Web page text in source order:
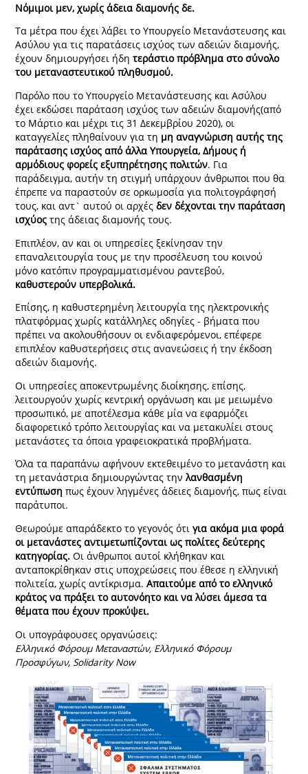
Νόμιμοι μεν, χωρίς άδεια διαμονής δε.
Τα μέτρα που έχει λάβει το Υπουργείο Μετανάστευσης και
Ασύλου για τις παρατάσεις ισχύος των αδειών διαμονής,
έχουν δημιουργήσει ήδη τεράστιο πρόβλημα στο σύνολο
του μεταναστευτικού πληθυσμού.
Παρόλο που το Υπουργείο Μετανάστευσης και Ασύλου
έχει εκδώσει παράταση ισχύος των αδειών διαμονής(από
το Μάρτιο και μέχρι τις 31 Δεκεμβρίου 2020), οι
καταγγελίες πληθαίνουν για τη μη αναγνώριση αυτής της
παράτασης ισχύος από άλλα Υπουργεία, Δήμους ή
αρμόδιους φορείς εξυπηρέτησης πολιτών. Για
παράδειγμα, αυτήν τη στιγμή υπάρχουν άνθρωποι που θα
έπρεπε να παραστούν σε ορκωμοσία για πολιτογράφησή
τους, και αντ` αυτού οι αρχές δεν δέχονται την παράταση
ισχύοςτης άδειας διαμονής τους.
Επιπλέον, αν και οι υπηρεσίες ξεκίνησαν την
επαναλειτουργία τους με την προσέλευση του κοινού
μόνο κατόπιν προγραμματισμένου ραντεβού,
καθυστερούν υπερβολικά.
Επίσης, η καθυστερημένη λειτουργία της ηλεκτρονικής
πλατφόρμας χωρίς κατάλληλες οδηγίες - βήματα που
πρέπει να ακολουθήσουν οι ενδιαφερόμενοι, επέφερε
επιπλέον καθυστερήσεις στις ανανεώσεις ή την έκδοση
αδειών διαμονής.
Οι υπηρεσίες αποκεντρωμένης διοίκησης, επίσης,
λειτουργούν χωρίς κεντρική οργάνωση και με μειωμένο
προσωπικό, με αποτέλεσμα κάθε μία να εφαρμόζει
διαφορετικό τρόπο λειτουργίας και να μετακυλίει στους
μετανάστες τα όποια γραφειοκρατικά προβλήματα.
Όλα τα παραπάνω αφήνουν εκτεθειμένο το μετανάστη και
τη μετανάστρια δημιουργώντας την λανθασμένη
εντύπωση πως έχουν ληγμένες άδειες διαμονής, πως είναι
παράτυποι.
Θεωρούμε απαράδεκτο το γεγονός ότιγια ακόμα μια φορά
οι μετανάστες αντιμετωπίζονται ως πολίτες δεύτερης
κατηγορίας.Οι άνθρωποι αυτοί κλήθηκαν και
ανταποκρίθηκαν στις υποχρεώσεις που έθεσε η ελληνική
πολιτεία, χωρίς αντίκρισμα. Απαιτούμε από το ελληνικό
κράτος να πράξει το αυτονόητο και να λύσει άμεσα τα
θέματα που έχουν προκύψει.
Οι υπογράφουσες οργανώσεις:
Ελληνικό Φόρουμ Μεταναστών, Ελληνικό Φόρουμ
Προσφύγων, Solidarity Now